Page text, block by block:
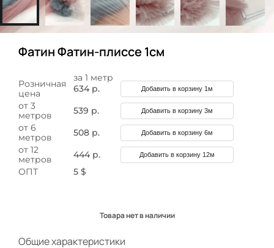
Фатин Фатин-плиссе 1см
Общие характеристики
за 1 метр
Розничная
цена
634 р. Добавить в корзину 1м
от 3
метров
539 р. Добавить в корзину 3м
от 6
метров
508 р. Добавить в корзину 6м
от 12
метров
444 р. Добавить в корзину 12м
ОПТ 5 $
Товара нет в наличии